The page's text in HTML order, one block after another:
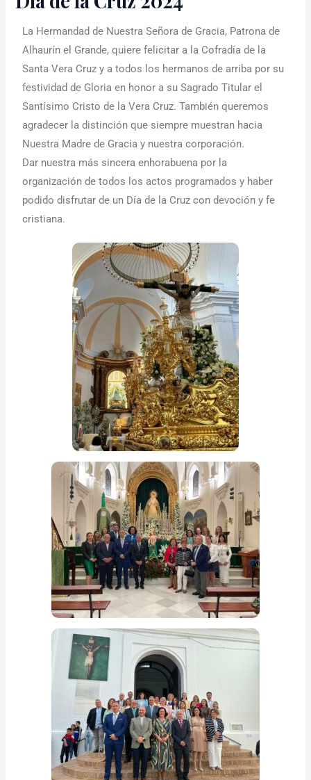
La Hermandad de Nuestra Señora de Gracia, Patrona de
Alhaurín el Grande, quiere felicitar a la Cofradía de la
Santa Vera Cruz y a todos los hermanos de arriba por su
festividad de Gloria en honor a su Sagrado Titular el
Santísimo Cristo de la Vera Cruz. También queremos
agradecer la distinción que siempre muestran hacia
Nuestra Madre de Gracia y nuestra corporación.
Dar nuestra más sincera enhorabuena por la
organización de todos los actos programados y haber
podido disfrutar de un Día de la Cruz con devoción y fe
cristiana.